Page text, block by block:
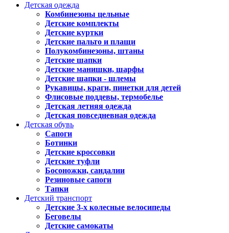
Детская одежда
Комбинезоны цельные
Детские комплекты
Детские куртки
Детские пальто и плащи
Полукомбинезоны, штаны
Детские шапки
Детские манишки, шарфы
Детские шапки - шлемы
Рукавицы, краги, пинетки для детей
Флисовые поддевы, термобелье
Детская летняя одежда
Детская повседневная одежда
Детская обувь
Сапоги
Ботинки
Детские кроссовки
Детские туфли
Босоножки, сандалии
Резиновые сапоги
Тапки
Детский транспорт
Детские 3-х колесные велосипеды
Беговелы
Детские самокаты